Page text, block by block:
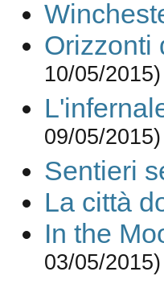
Orizzonti
10/05/2015)
09/05/2015)
Sentieri
La città
In the
03/05/2015)